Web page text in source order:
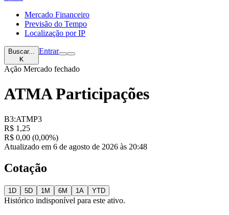
Mercado Financeiro
Previsão do Tempo
Localização por IP
Buscar...
K
Entrar
Ação Mercado fechado
ATMA Participações
B3:ATMP3
R$ 1,25
R$ 0,00 (0,00%)
Atualizado em 6 de agosto de 2026 às 20:48
Cotação
1D 5D 1M 6M 1A YTD
Histórico indisponível para este ativo.